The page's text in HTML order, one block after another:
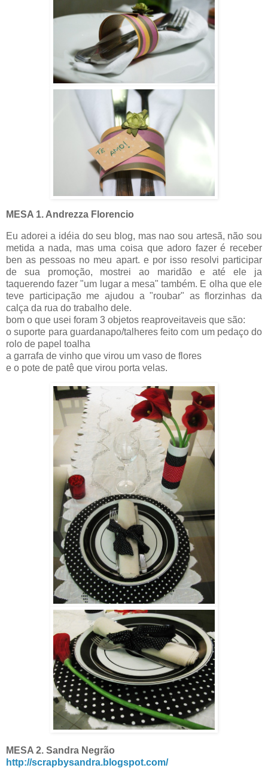
MESA 1. Andrezza Florencio
Eu adorei a idéia do seu blog, mas nao sou artesã, não sou
metida a nada, mas uma coisa que adoro fazer é receber
ben as pessoas no meu apart. e por isso resolvi participar
de sua promoção, mostrei ao maridão e até ele ja
taquerendo fazer "um lugar a mesa" também. E olha que ele
teve participação me ajudou a "roubar" as florzinhas da
calça da rua do trabalho dele.
bom o que usei foram 3 objetos reaproveitaveis que são:
o suporte para guardanapo/talheres feito com um pedaço do
rolo de papel toalha
a garrafa de vinho que virou um vaso de flores
e o pote de patê que virou porta velas.
MESA 2. Sandra Negrão
http://scrapbysandra.blogspot.com/